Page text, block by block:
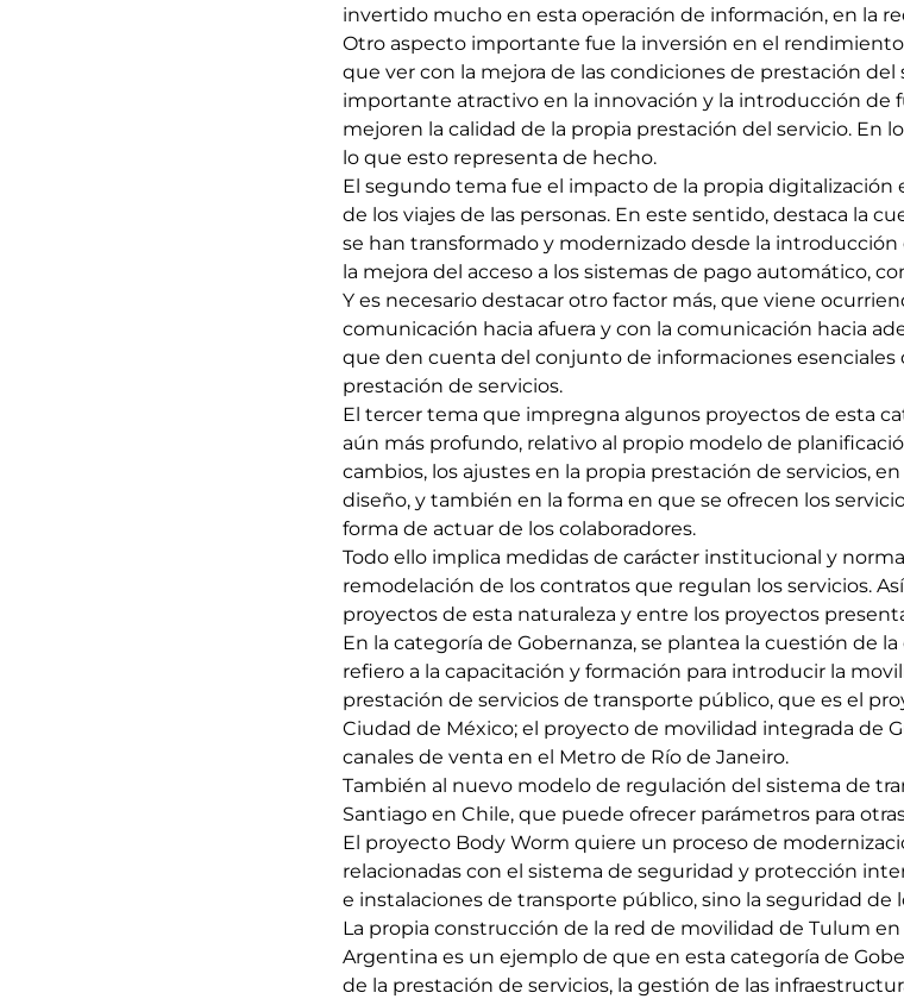
invertido mucho en esta operación de información, en la
Otro aspecto importante fue la inversión en el
que ver con la mejora de las condiciones de prestación del
importante atractivo en la innovación y la introducción de
mejoren la calidad de la propia prestación del servicio. En
lo que esto representa de hecho.
El segundo tema fue el impacto de la propia digitalización
de los viajes de las personas. En este sentido, destaca la
se han transformado y modernizado desde la
la mejora del acceso a los sistemas de pago automático,
Y es necesario destacar otro factor más, que viene
comunicación hacia afuera y con la comunicación hacia
que den cuenta del conjunto de informaciones
prestación de servicios.
El tercer tema que impregna algunos proyectos de esta
aún más profundo, relativo al propio modelo de
cambios, los ajustes en la propia prestación de servicios,
diseño, y también en la forma en que se ofrecen los
forma de actuar de los colaboradores.
Todo ello implica medidas de carácter institucional y
remodelación de los contratos que regulan los servicios.
proyectos de esta naturaleza y entre los proyectos
En la categoría de Gobernanza, se plantea la cuestión de
refiero a la capacitación y formación para introducir la
prestación de servicios de transporte público, que es el
Ciudad de México; el proyecto de movilidad integrada de
canales de venta en el Metro de Río de Janeiro.
También al nuevo modelo de regulación del sistema de
Santiago en Chile, que puede ofrecer parámetros para
El proyecto Body Worm quiere un proceso de
relacionadas con el sistema de seguridad y protección
e instalaciones de transporte público, sino la seguridad de
La propia construcción de la red de movilidad de Tulum
Argentina es un ejemplo de que en esta categoría de
de la prestación de servicios, la gestión de las